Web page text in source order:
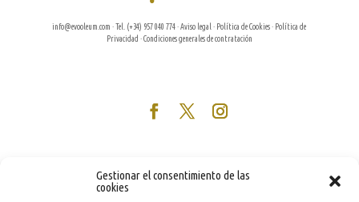
Gestionar el consentimiento de las
cookies
info@evooleum.com · Tel. (+34) 957 040 774 ·Aviso legal · Política de Cookies· Política de
Privacidad ·Condiciones generales de contratación